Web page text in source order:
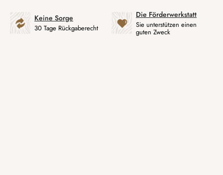
Keine Sorge
30 Tage Rückgaberecht
Die Förderwerkstatt
Sie unterstützen einen
guten Zweck